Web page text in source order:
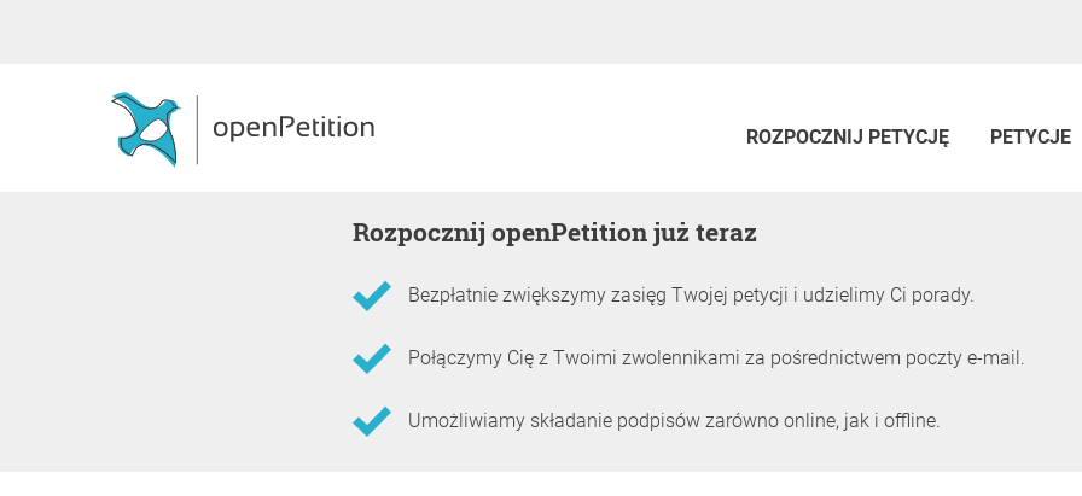
ROZPOCZNIJ PETYCJĘ PETYCJE
Rozpocznij openPetition już teraz
Bezpłatnie zwiększymy zasięg Twojej petycji i udzielimy Ci porady.
Połączymy Cię z Twoimi zwolennikami za pośrednictwem poczty e-mail.
Umożliwiamy składanie podpisów zarówno online, jak i offline.